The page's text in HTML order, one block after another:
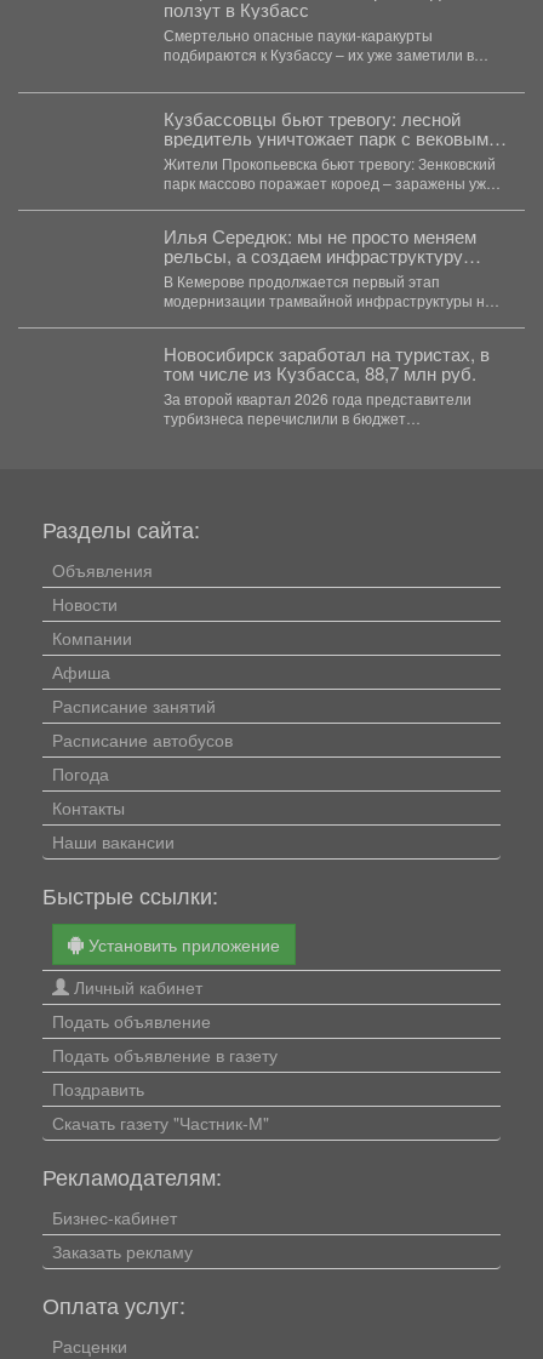
ползут в Кузбасс
Смертельно опасные пауки-каракурты
подбираются к Кузбассу – их уже заметили в
Кузбассовцы бьют тревогу: лесной
вредитель уничтожает парк с вековыми
соснами
Жители Прокопьевска бьют тревогу: Зенковский
парк массово поражает короед – заражены уже
Илья Середюк: мы не просто меняем
рельсы, а создаем инфраструктуру
комфортного и безопасного движения на
годы вперед
В Кемерове продолжается первый этап
модернизации трамвайной инфраструктуры на
Новосибирск заработал на туристах, в
том числе из Кузбасса, 88,7 млн руб.
За второй квартал 2026 года представители
турбизнеса перечислили в бюджет
Разделы сайта:
Объявления
Новости
Компании
Афиша
Расписание занятий
Расписание автобусов
Погода
Контакты
Наши вакансии
Быстрые ссылки:
Установить приложение
Личный кабинет
Подать объявление
Подать объявление в газету
Поздравить
Скачать газету "Частник-М"
Рекламодателям:
Бизнес-кабинет
Заказать рекламу
Оплата услуг:
Расценки